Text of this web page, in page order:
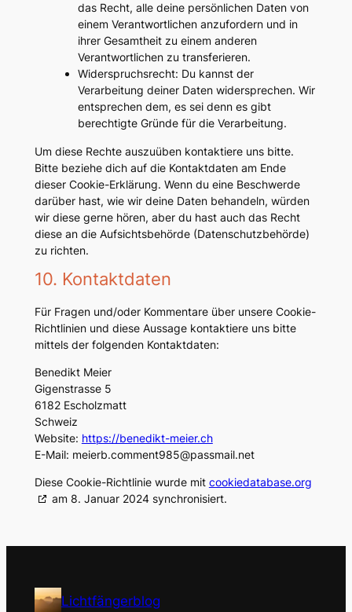
das Recht, alle deine persönlichen Daten von
einem Verantwortlichen anzufordern und in
ihrer Gesamtheit zu einem anderen
Verantwortlichen zu transferieren.
Widerspruchsrecht: Du kannst der
Verarbeitung deiner Daten widersprechen. Wir
entsprechen dem, es sei denn es gibt
berechtigte Gründe für die Verarbeitung.
Um diese Rechte auszuüben kontaktiere uns bitte.
Bitte beziehe dich auf die Kontaktdaten am Ende
dieser Cookie-Erklärung. Wenn du eine Beschwerde
darüber hast, wie wir deine Daten behandeln, würden
wir diese gerne hören, aber du hast auch das Recht
diese an die Aufsichtsbehörde (Datenschutzbehörde)
zu richten.
10. Kontaktdaten
Für Fragen und/oder Kommentare über unsere Cookie-
Richtlinien und diese Aussage kontaktiere uns bitte
mittels der folgenden Kontaktdaten:
Benedikt Meier
Gigenstrasse 5
6182 Escholzmatt
Schweiz
Website: https://benedikt-meier.ch
E-Mail: meierb.comment985@passmail.net
Diese Cookie-Richtlinie wurde mit cookiedatabase.org
am 8. Januar 2024 synchronisiert.
Lichtfängerblog